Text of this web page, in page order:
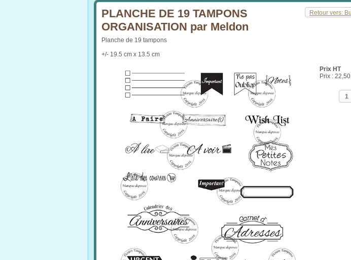
Retour vers:
PLANCHE DE 19 TAMPONS
ORGANISATION par Meldon
Planche de 19 tampons
+/- 19.5 cm x 13.5 cm
Prix HT
Prix :